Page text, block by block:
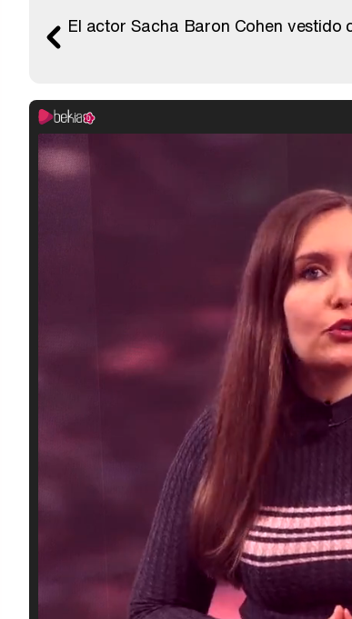
El actor Sacha Baron Cohen vestido